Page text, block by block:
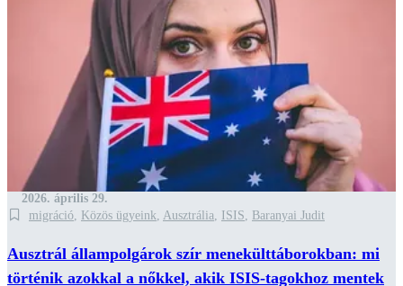
2026. április 29.
migráció, Közös ügyeink, Ausztrália, ISIS, Baranyai Judit
Ausztrál állampolgárok szír menekülttáborokban: mi
történik azokkal a nőkkel, akik ISIS-tagokhoz mentek